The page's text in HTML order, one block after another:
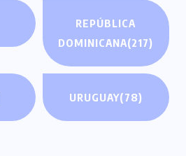
REPÚBLICA
DOMINICANA(217)
URUGUAY(78)